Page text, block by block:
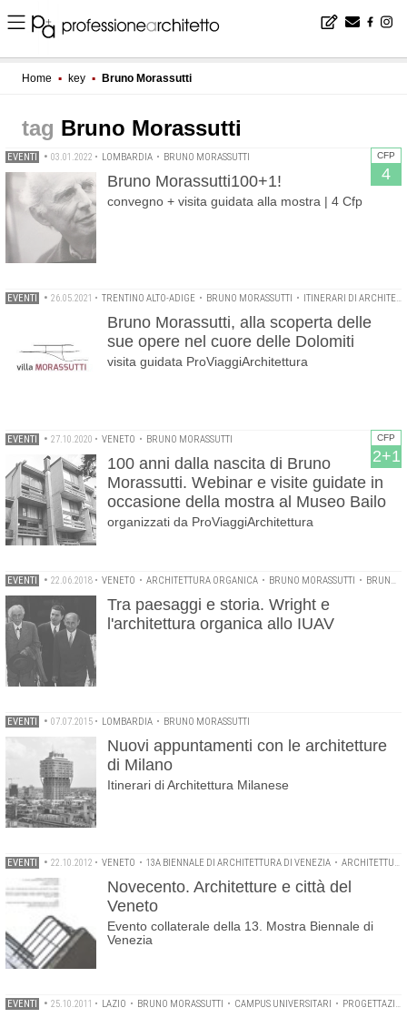
Home ▪ key ▪ Bruno Morassutti
Bruno Morassutti
CFP
4
EVENTI • 03.01.2022 • LOMBARDIA • BRUNO MORASSUTTI
Bruno Morassutti100+1!
convegno + visita guidata alla mostra | 4 Cfp
EVENTI • 26.05.2021 • TRENTINO ALTO-ADIGE • BRUNO MORASSUTTI • ITINERARI DI ARCHITETTURA
Bruno Morassutti, alla scoperta delle
sue opere nel cuore delle Dolomiti
visita guidata ProViaggiArchitettura
CFP
2+1
EVENTI • 27.10.2020 • VENETO • BRUNO MORASSUTTI
100 anni dalla nascita di Bruno
Morassutti. Webinar e visite guidate in
occasione della mostra al Museo Bailo
organizzati da ProViaggiArchitettura
EVENTI • 22.06.2018 • VENETO • ARCHITETTURA ORGANICA • BRUNO MORASSUTTI • BRUNO ZEVI
Tra paesaggi e storia. Wright e
l'architettura organica allo IUAV
EVENTI • 07.07.2015 • LOMBARDIA • BRUNO MORASSUTTI
Nuovi appuntamenti con le architetture
di Milano
Itinerari di Architettura Milanese
EVENTI • 22.10.2012 • VENETO • 13A BIENNALE DI ARCHITETTURA DI VENEZIA • ARCHITETTURA DEL NOVECENTO
Novecento. Architetture e città del
Veneto
Evento collaterale della 13. Mostra Biennale di
Venezia
EVENTI • 25.10.2011 • LAZIO • BRUNO MORASSUTTI • CAMPUS UNIVERSITARI • PROGETTAZIONE ARCHITETTONICA